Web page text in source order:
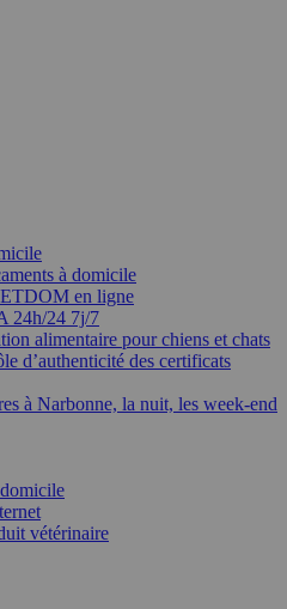
à domicile
en ligne
24h/24 7j/7
alimentaire pour chiens et chats
d’authenticité des certificats
à Narbonne, la nuit, les week-end
vétérinaire